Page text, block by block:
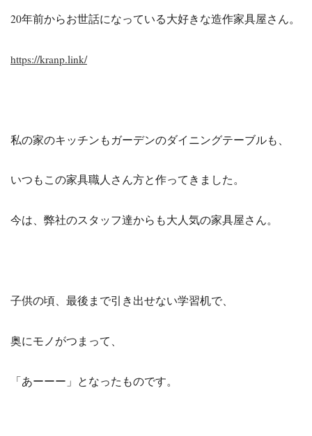
20年前からお世話になっている大好きな造作家具屋さん。
https://kranp.link/
私の家のキッチンもガーデンのダイニングテーブルも、
いつもこの家具職人さん方と作ってきました。
今は、弊社のスタッフ達からも大人気の家具屋さん。
子供の頃、最後まで引き出せない学習机で、
奥にモノがつまって、
「あーーー」となったものです。